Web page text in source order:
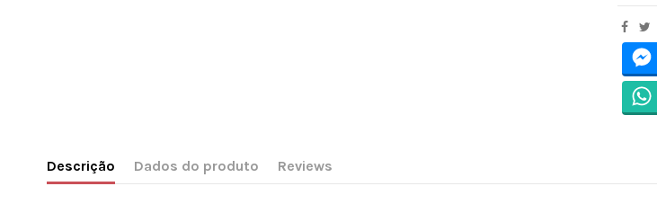
Descrição Dados do produto Reviews